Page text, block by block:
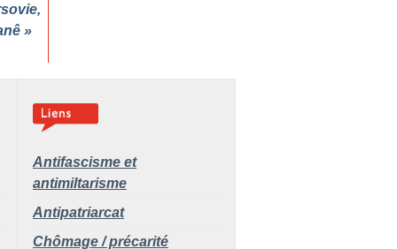
»
Antifascisme et
antimiltarisme
Antipatriarcat
Chômage / précarité